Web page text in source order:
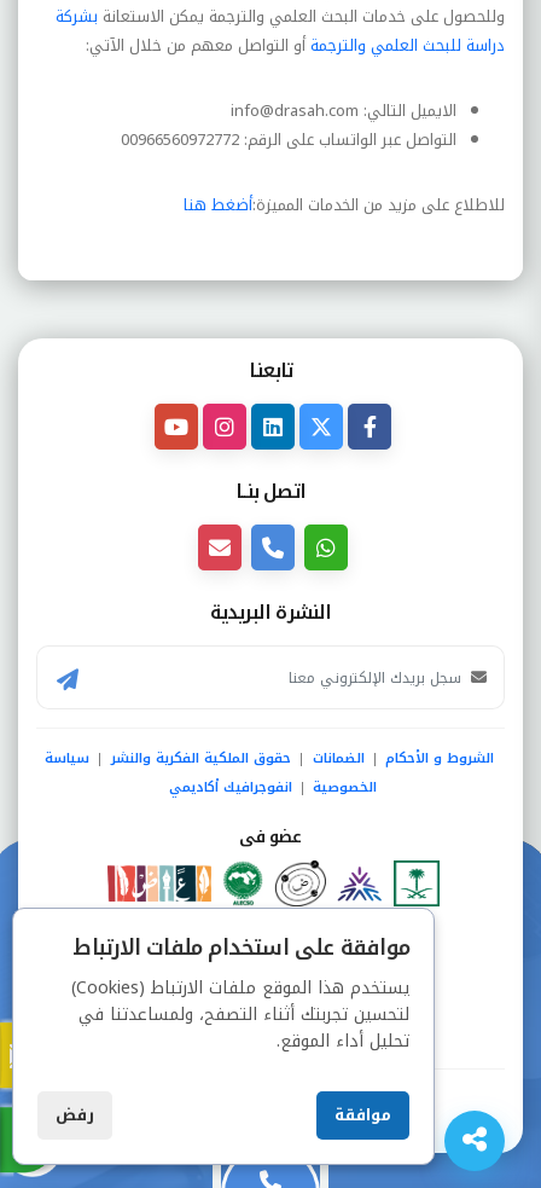
وللحصول على خدمات البحث العلمي والترجمة يمكن الاستعانة بشركة
دراسة للبحث العلمي والترجمةأو التواصل معهم من خلال الآتي:
الايميل التالي: info@drasah.com
التواصل عبر الواتساب على الرقم: 00966560972772
للاطلاع على مزيد من الخدمات المميزة:أضغط هنا
تابعنـا
اتصل بنــا
النشرة البريدية
الشروط و الأحكام | الضمانات | حقوق الملكية الفكرية والنشر | سياسة
الخصوصية | انفوجرافيك أكاديمي
عضو فى
دفع آمن من خلال
جميع الحقوق محفوظة © شركة دراسة
موافقة على استخدام ملفات الارتباط
يستخدم هذا الموقع ملفات الارتباط (Cookies)
لتحسين تجربتك أثناء التصفح، ولمساعدتنا في
تحليل أداء الموقع.
موافقة رفض